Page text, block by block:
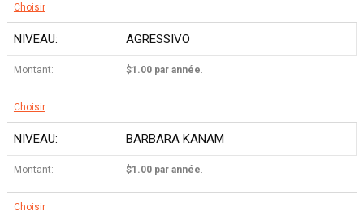
Choisir
AGRESSIVO
$1.00 par année.
Choisir
BARBARA KANAM
$1.00 par année.
Choisir